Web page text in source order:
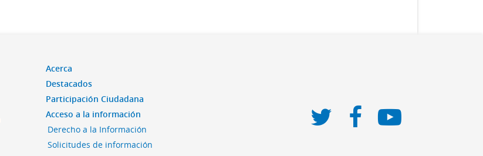
Acerca
Destacados
Participación Ciudadana
Acceso a la información
Derecho a la Información
Solicitudes de información